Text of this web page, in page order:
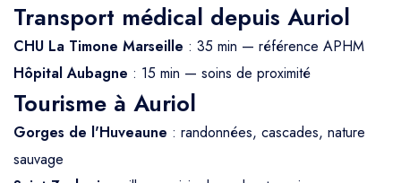
Transport médical depuis Auriol
CHU La Timone Marseille : 35 min — référence APHM
Hôpital Aubagne : 15 min — soins de proximité
Tourisme à Auriol
Gorges de l'Huveaune : randonnées, cascades, nature
sauvage